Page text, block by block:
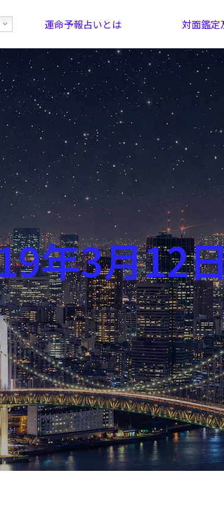
運命予報占いとは 対面鑑定
！ 最恐の相性占い
芸能界
社会
年3月12